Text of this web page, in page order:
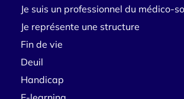
Je suis un professionnel du médico-
Je représente une structure
Fin de vie
Deuil
Handicap